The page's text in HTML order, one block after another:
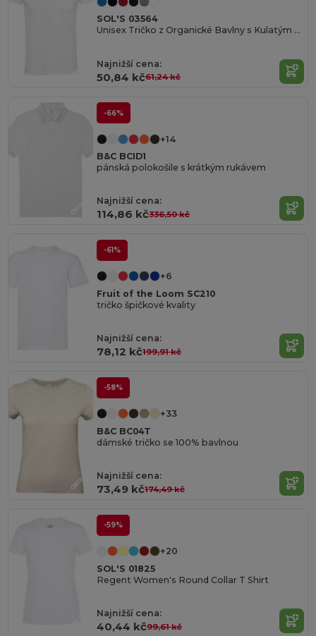
SOL'S 03564
Unisex Tričko z Organické Bavlny s Kulatým Výstřihem
Najnižší cena:
50,84 kč61,24 kč
-66%
+14
B&C BCID1
pánská polokošile s krátkým rukávem
Najnižší cena:
114,86 kč336,50 kč
-61%
+6
Fruit of the Loom SC210
tričko špičkové kvality
Najnižší cena:
78,12 kč199,91 kč
-58%
+33
B&C BC04T
dámské tričko se 100% bavlnou
Najnižší cena:
73,49 kč174,49 kč
-59%
+20
SOL'S 01825
Regent Women's Round Collar T Shirt
Najnižší cena:
40,44 kč99,61 kč